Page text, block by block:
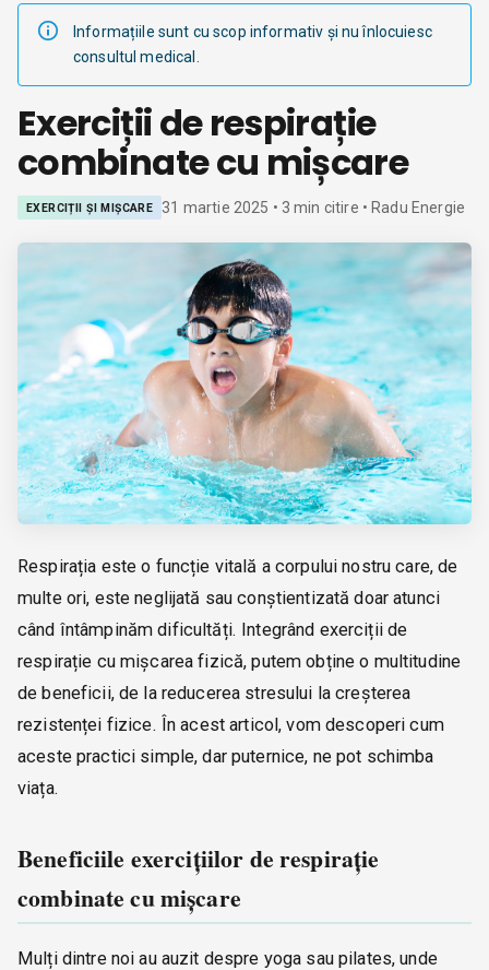
Informațiile sunt cu scop informativ și nu înlocuiesc
consultul medical.
Exerciții de respirație
combinate cu mișcare
EXERCIȚII ȘI MIȘCARE 31 martie 2025 • 3 min citire • Radu Energie
Respirația este o funcție vitală a corpului nostru care, de
multe ori, este neglijată sau conștientizată doar atunci
când întâmpinăm dificultăți. Integrând exerciții de
respirație cu mișcarea fizică, putem obține o multitudine
de beneficii, de la reducerea stresului la creșterea
rezistenței fizice. În acest articol, vom descoperi cum
aceste practici simple, dar puternice, ne pot schimba
viața.
Beneficiile exercițiilor de respirație
combinate cu mișcare
Mulți dintre noi au auzit despre yoga sau pilates, unde